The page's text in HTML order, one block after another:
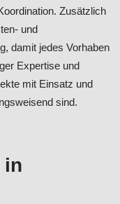
Zusätzlich
und
damit jedes Vorhaben
Expertise und
mit Einsatz und
sind.
in